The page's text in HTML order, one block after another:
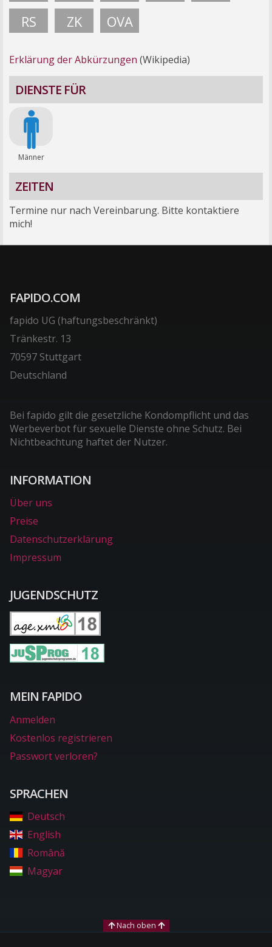
RS
ZK OVA
Erklärung der Abkürzungen (Wikipedia)
DIENSTE FÜR
Männer
ZEITEN
Termine nur nach Vereinbarung. Bitte kontaktiere
mich!
FAPIDO.COM
fapido UG (haftungsbeschränkt)
Tränkestr. 13
70597 Stuttgart
Deutschland
Bei fapido gilt die gesetzliche Kondompflicht und das
Werbeverbot für sexuelle Dienste ohne Schutz. Bei
Nichtbeachtung haftet der Nutzer.
INFORMATION
Über uns
Preise
Datenschutzerklärung
Impressum
JUGENDSCHUTZ
MEIN FAPIDO
Anmelden
Kostenlos registrieren
Passwort verloren?
SPRACHEN
Deutsch
English
Română
Magyar
Nach oben